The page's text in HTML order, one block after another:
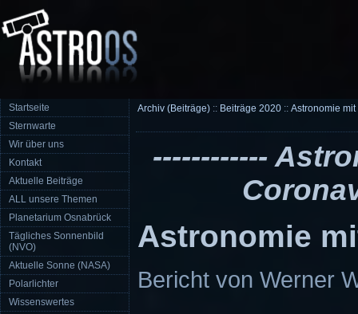
Startseite
Sternwarte
Wir über uns
Kontakt
Aktuelle Beiträge
ALL unsere Themen
Planetarium Osnabrück
Tägliches Sonnenbild
(NVO)
Aktuelle Sonne (NASA)
Polarlichter
Wissenswertes
Archiv (Beiträge) :: Beiträge 2020 :: Astronomie
------------
Astronomie
Bericht von Werner